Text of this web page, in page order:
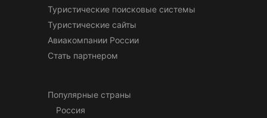
Туристические поисковые системы
Туристические сайты
Авиакомпании России
Стать партнером
Популярные страны
Россия